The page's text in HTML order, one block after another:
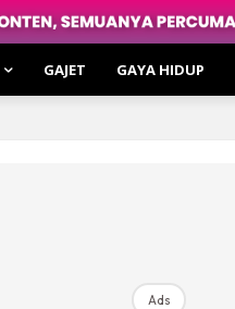
GAJET GAYA HIDUP
Ads